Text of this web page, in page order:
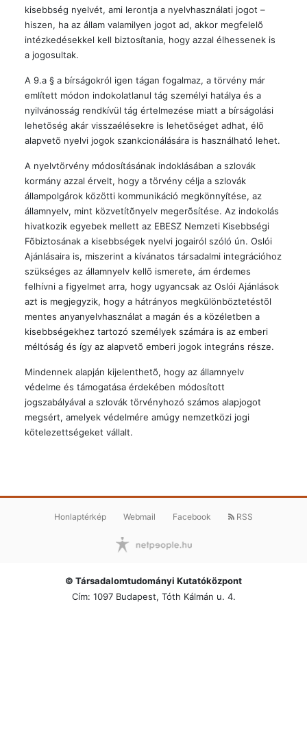
kisebbség nyelvét, ami lerontja a nyelvhasználati jogot –
hiszen, ha az állam valamilyen jogot ad, akkor megfelelõ
intézkedésekkel kell biztosítania, hogy azzal élhessenek is
a jogosultak.
A 9.a § a bírságokról igen tágan fogalmaz, a törvény már
említett módon indokolatlanul tág személyi hatálya és a
nyilvánosság rendkívül tág értelmezése miatt a bírságolási
lehetõség akár visszaélésekre is lehetõséget adhat, élõ
alapvetõ nyelvi jogok szankcionálására is használható lehet.
A nyelvtörvény módosításának indoklásában a szlovák
kormány azzal érvelt, hogy a törvény célja a szlovák
állampolgárok közötti kommunikáció megkönnyítése, az
államnyelv, mint közvetítõnyelv megerõsítése. Az indokolás
hivatkozik egyebek mellett az EBESZ Nemzeti Kisebbségi
Fõbiztosának a kisebbségek nyelvi jogairól szóló ún. Oslói
Ajánlásaira is, miszerint a kívánatos társadalmi integrációhoz
szükséges az államnyelv kellõ ismerete, ám érdemes
felhívni a figyelmet arra, hogy ugyancsak az Oslói Ajánlások
azt is megjegyzik, hogy a hátrányos megkülönböztetéstõl
mentes anyanyelvhasználat a magán és a közéletben a
kisebbségekhez tartozó személyek számára is az emberi
méltóság és így az alapvetõ emberi jogok integráns része.
Mindennek alapján kijelenthetõ, hogy az államnyelv
védelme és támogatása érdekében módosított
jogszabályával a szlovák törvényhozó számos alapjogot
megsért, amelyek védelmére amúgy nemzetközi jogi
kötelezettségeket vállalt.
Honlaptérkép Webmail Facebook RSS
© Társadalomtudományi Kutatóközpont
Cím: 1097 Budapest, Tóth Kálmán u. 4.